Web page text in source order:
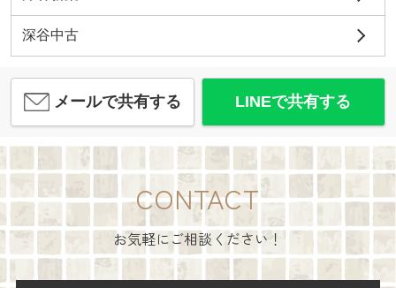
深谷中古
メールで共有する LINEで共有する
CONTACT
お気軽にご相談ください！